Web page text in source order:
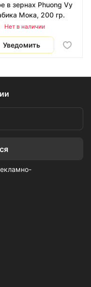
в зернах Phuong Vy
Мока, 200 гр.
Нет в наличии
Уведомить